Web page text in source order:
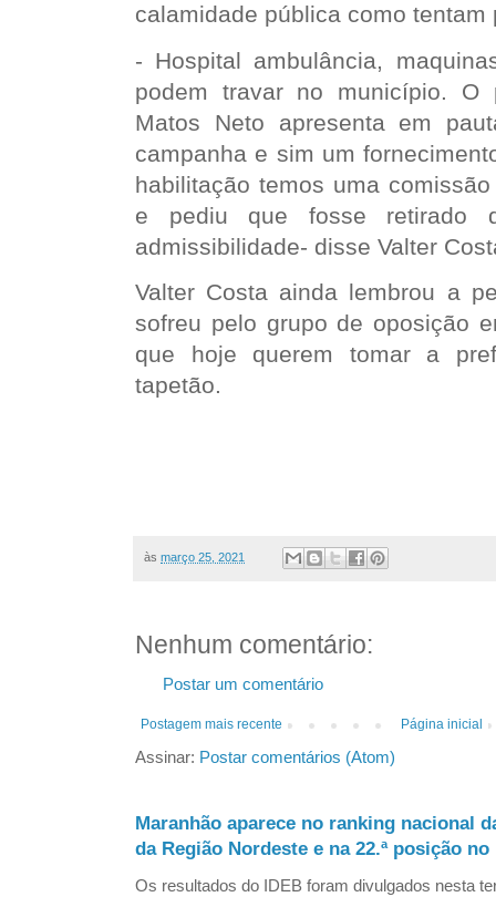
calamidade pública como tentam
- Hospital ambulância,
podem travar no município. O
Matos Neto apresenta em
campanha e sim um
habilitação temos uma
e pediu que fosse retirado
admissibilidade- disse Valter
Valter Costa ainda lembrou a
sofreu pelo grupo de oposição
que hoje querem tomar a
tapetão.
às março 25, 2021
Nenhum comentário:
Postar um comentário
Postagem mais recente Página inicial
Assinar: Postar comentários (Atom)
Maranhão aparece no ranking nacional
da Região Nordeste e na 22.ª posição
Os resultados do IDEB foram divulgados nesta